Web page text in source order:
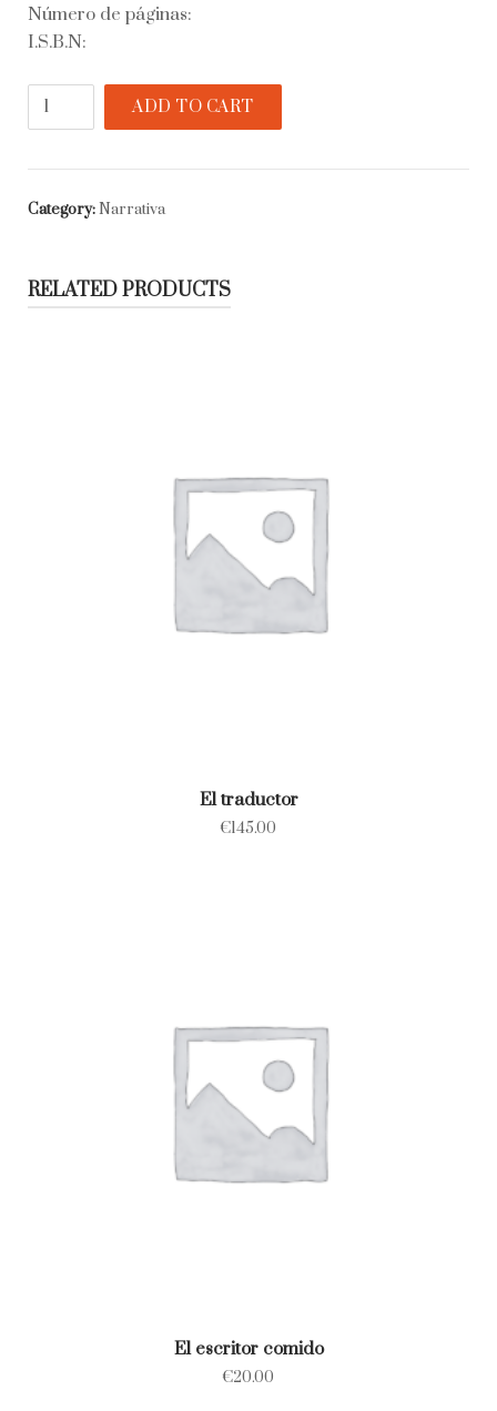
Número de páginas:
I.S.B.N:
Qué
cuando
era
ADD TO CART
Category:Narrativa
RELATED PRODUCTS
El traductor
€145.00
El escritor comido
€20.00